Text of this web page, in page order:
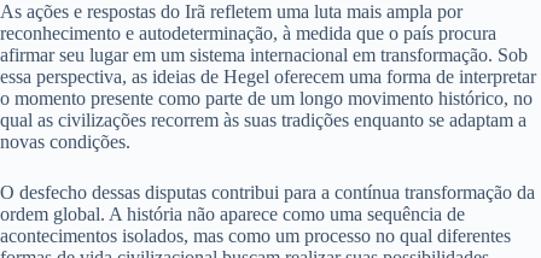
As ações e respostas do Irã refletem uma luta mais ampla por
reconhecimento e autodeterminação, à medida que o país procura
afirmar seu lugar em um sistema internacional em transformação. Sob
essa perspectiva, as ideias de Hegel oferecem uma forma de interpretar
o momento presente como parte de um longo movimento histórico, no
qual as civilizações recorrem às suas tradições enquanto se adaptam a
novas condições.
O desfecho dessas disputas contribui para a contínua transformação da
ordem global. A história não aparece como uma sequência de
acontecimentos isolados, mas como um processo no qual diferentes